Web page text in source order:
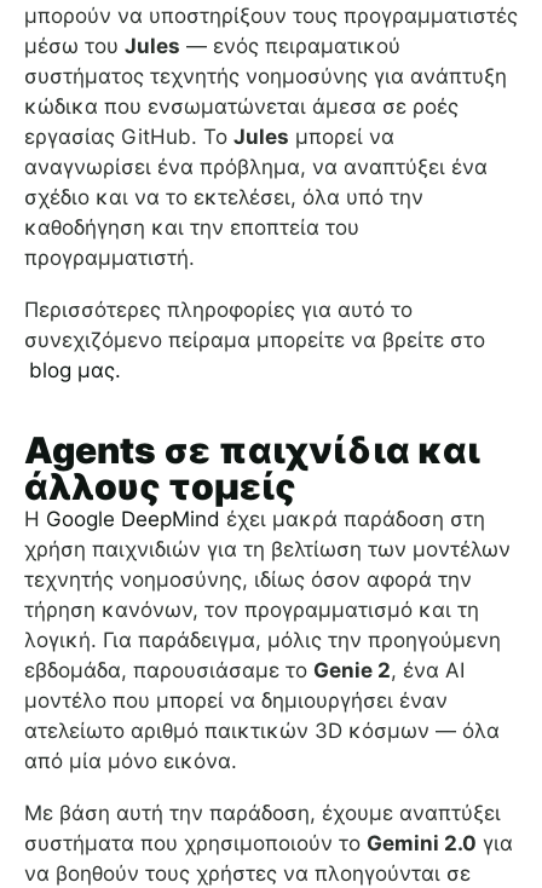
μπορούν να υποστηρίξουν τους προγραμματιστές
μέσω του Jules — ενός πειραματικού
συστήματος τεχνητής νοημοσύνης για ανάπτυξη
κώδικα που ενσωματώνεται άμεσα σε ροές
εργασίας GitHub. Το Jules μπορεί να
αναγνωρίσει ένα πρόβλημα, να αναπτύξει ένα
σχέδιο και να το εκτελέσει, όλα υπό την
καθοδήγηση και την εποπτεία του
προγραμματιστή.
Περισσότερες πληροφορίες για αυτό το
συνεχιζόμενο πείραμα μπορείτε να βρείτε στο
blog μας.
Agents σε παιχνίδια και
άλλους τομείς
Η Google DeepMind έχει μακρά παράδοση στη
χρήση παιχνιδιών για τη βελτίωση των μοντέλων
τεχνητής νοημοσύνης, ιδίως όσον αφορά την
τήρηση κανόνων, τον προγραμματισμό και τη
λογική. Για παράδειγμα, μόλις την προηγούμενη
εβδομάδα, παρουσιάσαμε το Genie 2, ένα AI
μοντέλο που μπορεί να δημιουργήσει έναν
ατελείωτο αριθμό παικτικών 3D κόσμων — όλα
από μία μόνο εικόνα.
Με βάση αυτή την παράδοση, έχουμε αναπτύξει
συστήματα που χρησιμοποιούν το Gemini 2.0 για
να βοηθούν τους χρήστες να πλοηγούνται σε